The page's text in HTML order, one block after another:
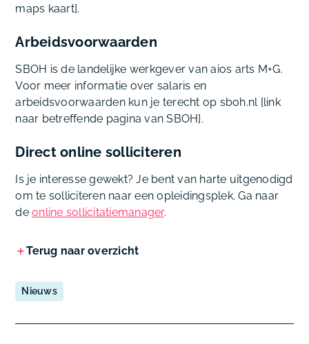
maps kaart].
Arbeidsvoorwaarden
SBOH is de landelijke werkgever van aios arts M+G.
Voor meer informatie over salaris en
arbeidsvoorwaarden kun je terecht op sboh.nl [link
naar betreffende pagina van SBOH].
Direct online solliciteren
Is je interesse gewekt? Je bent van harte uitgenodigd
om te solliciteren naar een opleidingsplek. Ga naar
deonline sollicitatiemanager.
Terug naar overzicht
Nieuws